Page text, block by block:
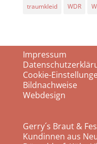
traumkleid WDR
Impressum
Cookie-
Bildnachweise
Webdesign
Gerry´s Braut &
Kundinnen aus